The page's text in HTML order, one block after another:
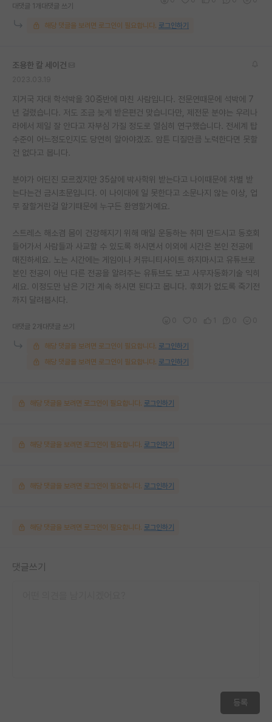
대댓글 1개 대댓글 쓰기
해당 댓글을 보려면 로그인이 필요합니다. 로그인하기
조용한 칼 세이건
지거국 자대 학석박을 30중반에 마친 사람입니다. 전문연때문에 석박에 7
년 걸렸습니다. 저도 조금 늦게 받은편건 맞습니다만, 제전문 분야는 우리나
라에서 제일 잘 안다고 자부심 가질 정도로 열심히 연구했습니다. 전세계 탑
수준이 어느정도인지도 당연히 알아야겠죠. 암튼 디질만큼 노력한다면 못할
건 없다고 봅니다.
분야가 어딘진 모르겠지만 35살에 박사학위 받는다고 나이때문에 차별 받
는다는건 금시초문입니다. 이 나이대에 일 못한다고 소문나지 않는 이상, 업
무 잘할거란걸 알기때문에 누구든 환영할거예요.
스트레스 해소겸 몸이 건강해지기 위해 매일 운동하는 취미 만드시고 동호회
들어가서 사람들과 사교할 수 있도록 하시면서 이외에 시간은 본인 전공에
매진하세요. 노는 시간에는 게임이나 커뮤니티사이트 하지마시고 유튜브로
본인 전공이 아닌 다른 전공을 알려주는 유튜브도 보고 사무자동화기술 익히
세요. 이정도만 남은 기간 계속 하시면 된다고 봅니다. 후회가 없도록 죽기전
까지 달려봅시다.
대댓글 2개 대댓글 쓰기
해당 댓글을 보려면 로그인이 필요합니다. 로그인하기
해당 댓글을 보려면 로그인이 필요합니다. 로그인하기
해당 댓글을 보려면 로그인이 필요합니다. 로그인하기
해당 댓글을 보려면 로그인이 필요합니다. 로그인하기
해당 댓글을 보려면 로그인이 필요합니다. 로그인하기
해당 댓글을 보려면 로그인이 필요합니다. 로그인하기
댓글쓰기
등록